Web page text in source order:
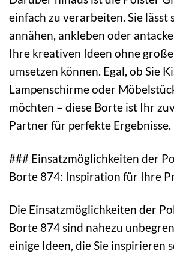
einfach zu verarbeiten. Sie lässt
annähen, ankleben oder
Ihre kreativen Ideen ohne
umsetzen können. Egal, ob Sie
Lampenschirme oder
möchten – diese Borte ist Ihr
Partner für perfekte Ergebnisse.
### Einsatzmöglichkeiten der
Borte 874: Inspiration für Ihre
Die Einsatzmöglichkeiten der
Borte 874 sind nahezu
einige Ideen, die Sie inspirieren